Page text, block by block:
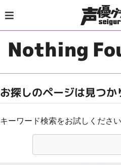
to
content
Nothing
お探しのページは見つか
キーワード検索をお試しください